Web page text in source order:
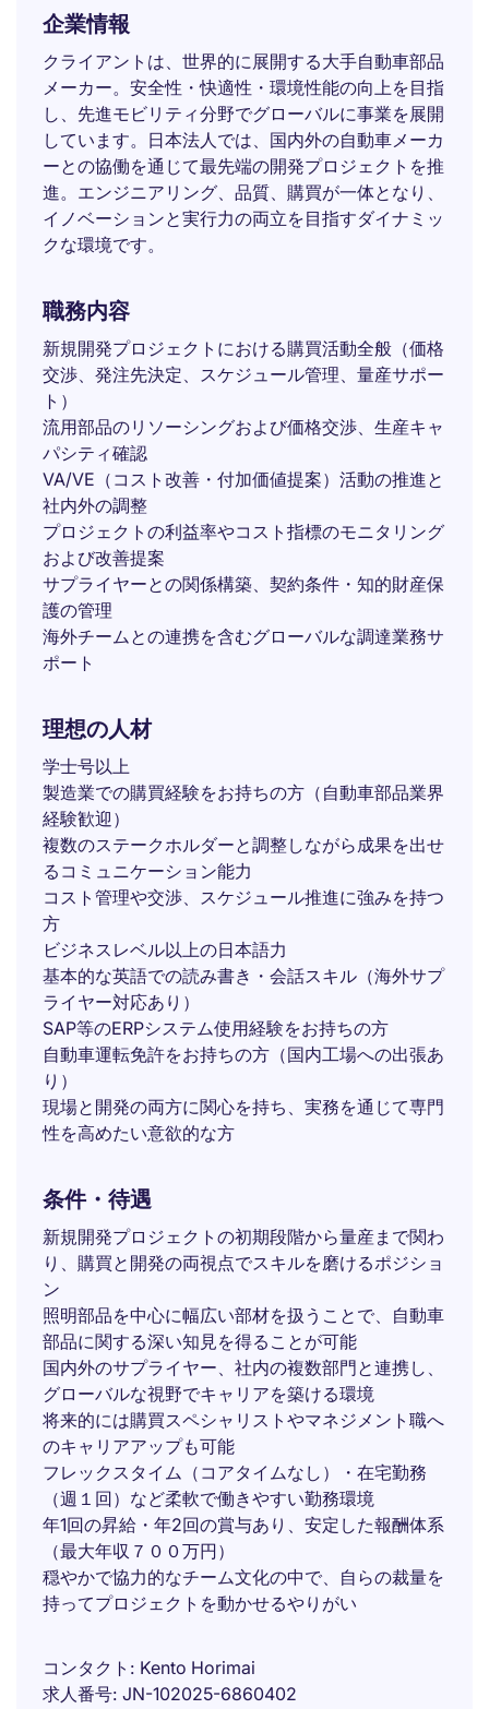
企業情報
クライアントは、世界的に展開する大手自動車部品
メーカー。安全性・快適性・環境性能の向上を目指
し、先進モビリティ分野でグローバルに事業を展開
しています。日本法人では、国内外の自動車メーカ
ーとの協働を通じて最先端の開発プロジェクトを推
進。エンジニアリング、品質、購買が一体となり、
イノベーションと実行力の両立を目指すダイナミッ
クな環境です。
職務内容
新規開発プロジェクトにおける購買活動全般（価格
交渉、発注先決定、スケジュール管理、量産サポー
ト）
流用部品のリソーシングおよび価格交渉、生産キャ
パシティ確認
VA/VE（コスト改善・付加価値提案）活動の推進と
社内外の調整
プロジェクトの利益率やコスト指標のモニタリング
および改善提案
サプライヤーとの関係構築、契約条件・知的財産保
護の管理
海外チームとの連携を含むグローバルな調達業務サ
ポート
理想の人材
学士号以上
製造業での購買経験をお持ちの方（自動車部品業界
経験歓迎）
複数のステークホルダーと調整しながら成果を出せ
るコミュニケーション能力
コスト管理や交渉、スケジュール推進に強みを持つ
方
ビジネスレベル以上の日本語力
基本的な英語での読み書き・会話スキル（海外サプ
ライヤー対応あり）
SAP等のERPシステム使用経験をお持ちの方
自動車運転免許をお持ちの方（国内工場への出張あ
り）
現場と開発の両方に関心を持ち、実務を通じて専門
性を高めたい意欲的な方
条件・待遇
新規開発プロジェクトの初期段階から量産まで関わ
り、購買と開発の両視点でスキルを磨けるポジショ
ン
照明部品を中心に幅広い部材を扱うことで、自動車
部品に関する深い知見を得ることが可能
国内外のサプライヤー、社内の複数部門と連携し、
グローバルな視野でキャリアを築ける環境
将来的には購買スペシャリストやマネジメント職へ
のキャリアアップも可能
フレックスタイム（コアタイムなし）・在宅勤務
（週１回）など柔軟で働きやすい勤務環境
年1回の昇給・年2回の賞与あり、安定した報酬体系
（最大年収７００万円）
穏やかで協力的なチーム文化の中で、自らの裁量を
持ってプロジェクトを動かせるやりがい
コンタクト
Kento Horimai
求人番号 JN-102025-6860402